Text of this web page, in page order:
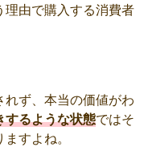
理由で購入する消費者
ず、本当の価値がわ
するような状態ではそ
すよね。